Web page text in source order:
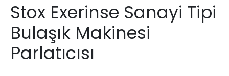
Stox Exerinse Sanayi Tipi
Bulaşık Makinesi
Parlatıcısı